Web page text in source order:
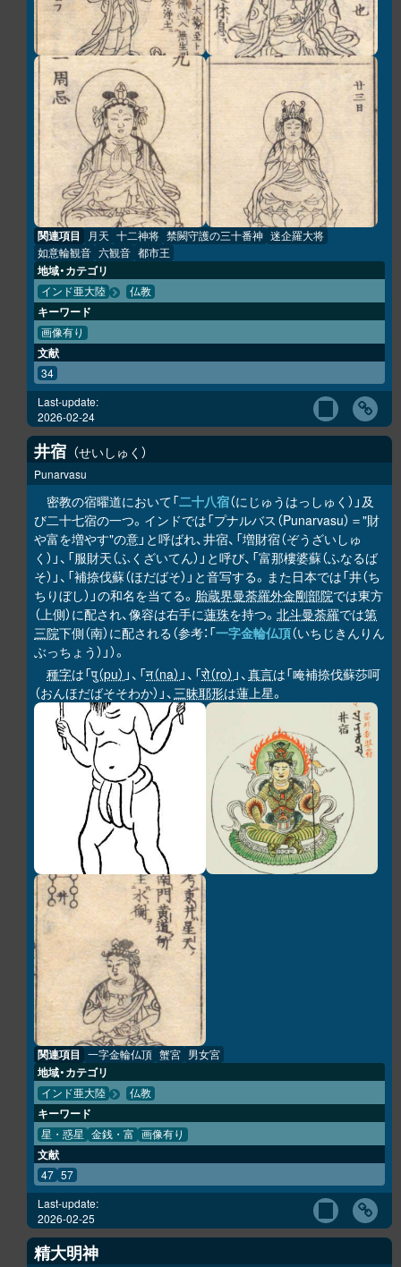
関連項目 月天 十二神将 禁闕守護の三十番神 迷企羅大将
如意輪観音 六観音 都市王
地域・カテゴリ
インド亜大陸 仏教
キーワード
画像有り
文献
34
Last-update:
2026-02-24
井宿 せいしゅく
Punarvasu
密教の宿曜道において「二十八宿（にじゅうはっしゅく）」及
び二十七宿の一つ。インドでは「プナルバス（Punarvasu）＝"財
や富を増やす"の意」と呼ばれ、井宿、「増財宿（ぞうざいしゅ
く）」、「服財天（ふくざいてん）」と呼び、「富那樓婆蘇（ふなるば
そ）」、「補捺伐蘇（ほだばそ）」と音写する。また日本では「井（ち
ちりぼし）」の和名を当てる。 胎蔵界曼荼羅外金剛部院では東方
（上側）に配され、像容は右手に蓮珠を持つ。 北斗曼荼羅では第
三院下側（南）に配される（参考：「一字金輪仏頂（いちじきんりん
ぶっちょう）」）。
種字は「पु（pu） 」、「न（na） 」、「रो（ro） 」、真言は「唵補捺伐蘇莎呵
（おんほだばそそわか）」、三昧耶形は蓮上星。
関連項目 一字金輪仏頂 蟹宮 男女宮
地域・カテゴリ
インド亜大陸 仏教
キーワード
星・惑星 金銭・富 画像有り
文献
47 57
Last-update:
2026-02-25
精大明神